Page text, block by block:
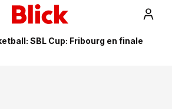
SBL Cup: Fribourg en finale